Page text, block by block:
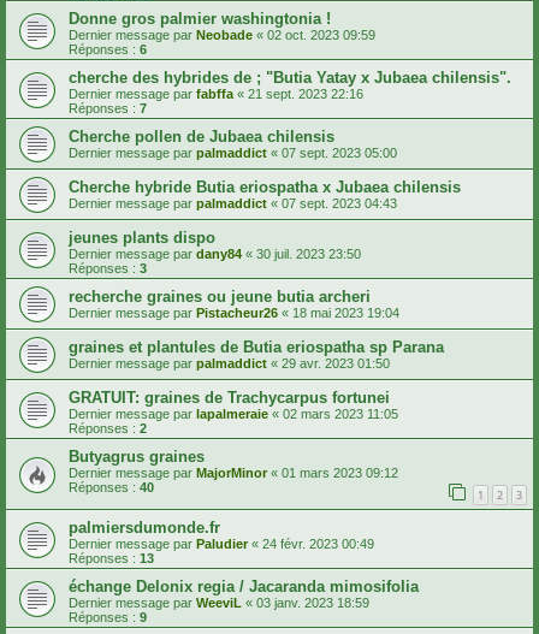
Donne gros palmier washingtonia !
Dernier message par Neobade « 02 oct. 2023 09:59
Réponses : 6
cherche des hybrides de ; "Butia Yatay x Jubaea chilensis".
Dernier message par fabffa « 21 sept. 2023 22:16
Réponses : 7
Cherche pollen de Jubaea chilensis
Dernier message par palmaddict « 07 sept. 2023 05:00
Cherche hybride Butia eriospatha x Jubaea chilensis
Dernier message par palmaddict « 07 sept. 2023 04:43
jeunes plants dispo
Dernier message par dany84 « 30 juil. 2023 23:50
Réponses : 3
recherche graines ou jeune butia archeri
Dernier message par Pistacheur26 « 18 mai 2023 19:04
graines et plantules de Butia eriospatha sp Parana
Dernier message par palmaddict « 29 avr. 2023 01:50
GRATUIT: graines de Trachycarpus fortunei
Dernier message par lapalmeraie « 02 mars 2023 11:05
Réponses : 2
Butyagrus graines
Dernier message par MajorMinor « 01 mars 2023 09:12
Réponses : 40 1 2 3
palmiersdumonde.fr
Dernier message par Paludier« 24 févr. 2023 00:49
Réponses : 13
échange Delonix regia / Jacaranda mimosifolia
Dernier message par WeeviL « 03 janv. 2023 18:59
Réponses : 9